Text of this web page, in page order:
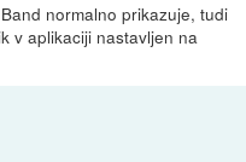
normalno prikazuje, tudi
v aplikaciji nastavljen na